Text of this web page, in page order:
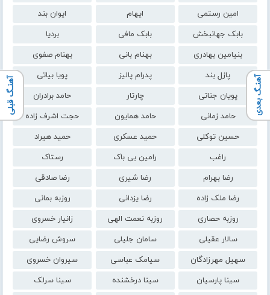
امین رستمی
ایهام
ایوان بند
بابک جهانبخش
بابک مافی
بردیا
بنیامین بهادری
بهنام بانی
بهنام صفوی
پازل بند
پدرام پالیز
پویا بیاتی
پویان جناتی
چارتار
حامد برادران
حامد زمانی
حامد همایون
حجت اشرف زاده
حسین توکلی
حمید عسکری
حمید هیراد
راغب
رامین بی باک
رستاک
رضا بهرام
رضا شیری
رضا صادقی
رضا ملک زاده
رضا یزدانی
روزبه بمانی
روزبه حصاری
روزبه نعمت الهی
زانیار خسروی
سالار عقیلی
سامان جلیلی
سروش رضایی
سهیل مهرزادگان
سیامک عباسی
سیروان خسروی
سینا پارسیان
سینا درخشنده
سینا سرلک
آهنـگ بعدی آهنـگ قبلی